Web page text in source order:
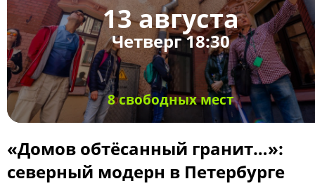
13 августа
Четверг 18:30
8 свободных мест
«Домов обтёсанный гранит…»:
северный модерн в Петербурге